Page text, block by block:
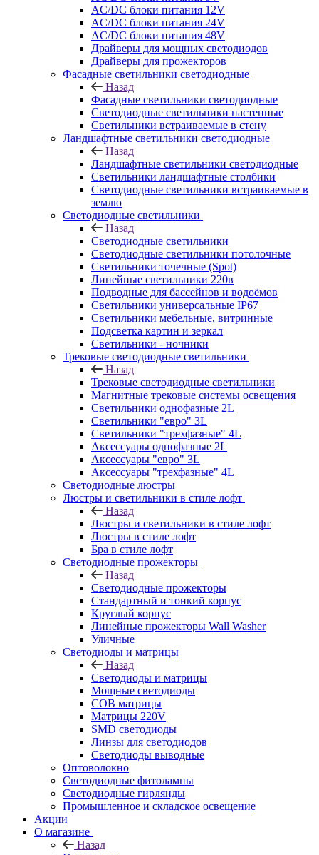
AC/DC блоки питания 12V
AC/DC блоки питания 24V
AC/DC блоки питания 48V
Драйверы для мощных светодиодов
Драйверы для прожекторов
Фасадные светильники светодиодные
Назад
Фасадные светильники светодиодные
Светодиодные светильники настенные
Светильники встраиваемые в стену
Ландшафтные светильники светодиодные
Назад
Ландшафтные светильники светодиодные
Светильники ландшафтные столбики
Светодиодные светильники встраиваемые в
землю
Светодиодные светильники
Назад
Светодиодные светильники
Светодиодные светильники потолочные
Светильники точечные (Spot)
Линейные светильники 220в
Подводные для бассейнов и водоёмов
Светильники универсальные IP67
Светильники мебельные, витринные
Подсветка картин и зеркал
Светильники - ночники
Трековые светодиодные светильники
Назад
Трековые светодиодные светильники
Магнитные трековые системы освещения
Светильники однофазные 2L
Светильники "евро" 3L
Светильники "трехфазные" 4L
Аксессуары однофазные 2L
Аксессуары "евро" 3L
Аксессуары "трехфазные" 4L
Светодиодные люстры
Люстры и светильники в стиле лофт
Назад
Люстры и светильники в стиле лофт
Люстры в стиле лофт
Бра в стиле лофт
Светодиодные прожекторы
Назад
Светодиодные прожекторы
Стандартный и тонкий корпус
Круглый корпус
Линейные прожекторы Wall Washer
Уличные
Светодиоды и матрицы
Назад
Светодиоды и матрицы
Мощные светодиоды
COB матрицы
Матрицы 220V
SMD светодиоды
Линзы для светодиодов
Светодиоды выводные
Оптоволокно
Светодиодные фитолампы
Светодиодные гирлянды
Промышленное и складское освещение
Акции
О магазине
Назад